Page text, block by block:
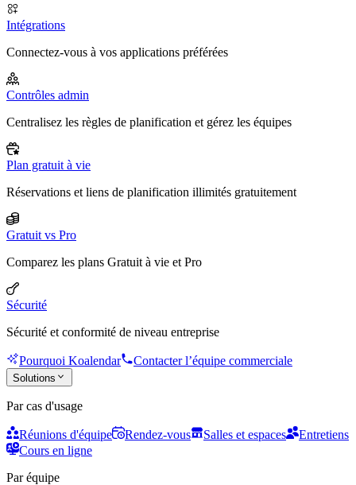
Intégrations
Connectez-vous à vos applications préférées
Contrôles admin
Centralisez les règles de planification et gérez les équipes
Plan gratuit à vie
Réservations et liens de planification illimités gratuitement
Gratuit vs Pro
Comparez les plans Gratuit à vie et Pro
Sécurité
Sécurité et conformité de niveau entreprise
Pourquoi Koalendar Contacter l’équipe commerciale
Solutions
Par cas d'usage
Réunions d'équipe Rendez-vous Salles et espaces
Entretiens
Cours en ligne
Par équipe